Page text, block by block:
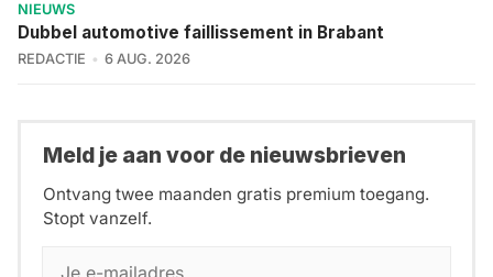
NIEUWS
Dubbel automotive faillissement in Brabant
REDACTIE 6 AUG. 2026
Meld je aan voor de nieuwsbrieven
Ontvang twee maanden gratis premium toegang.
Stopt vanzelf.